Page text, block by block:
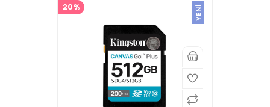
20% YENI